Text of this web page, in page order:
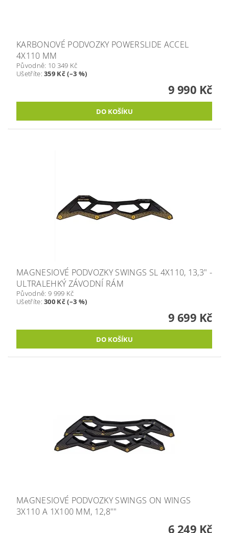
KARBONOVÉ PODVOZKY POWERSLIDE ACCEL
4X110 MM
Původně: 10 349 Kč
Ušetříte:359 Kč (–3 %)
9 990 Kč
MAGNESIOVÉ PODVOZKY SWINGS SL 4X110, 13,3" -
ULTRALEHKÝ ZÁVODNÍ RÁM
Původně: 9 999 Kč
Ušetříte:300 Kč (–3 %)
9 699 Kč
MAGNESIOVÉ PODVOZKY SWINGS ON WINGS
3X110 A 1X100 MM, 12,8""
6 249 Kč